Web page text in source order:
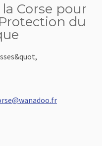
Corse pour
du